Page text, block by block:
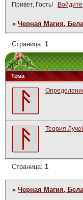
Привет, Гость! Войдите
»Черная Магия,
Страница: 1
Тема
Теория
Страница: 1
»Черная Магия,